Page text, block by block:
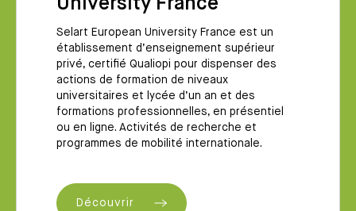
University France
Selart European University France est un
établissement d’enseignement supérieur
privé, certifié Qualiopi pour dispenser des
actions de formation de niveaux
universitaires et lycée d’un an et des
formations professionnelles, en présentiel
ou en ligne. Activités de recherche et
programmes de mobilité internationale.
Découvrir